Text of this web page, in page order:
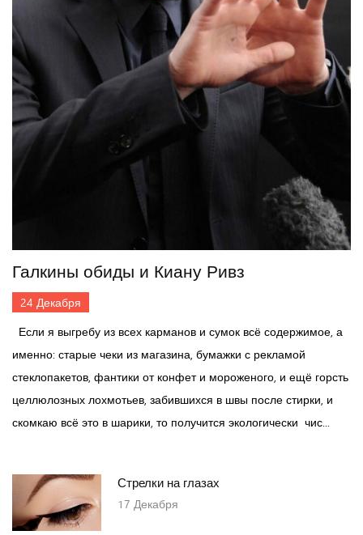
Галкины обиды и Киану Ривз
24 Декабря
Если я выгребу из всех карманов и сумок всё содержимое, а
именно: старые чеки из магазина, бумажки с рекламой
стеклопакетов, фантики от конфет и мороженого, и ещё горсть
целлюлозных лохмотьев, забившихся в швы после стирки, и
скомкаю всё это в шарики, то получится экологически чис...
Стрелки на глазах
17 Декабря